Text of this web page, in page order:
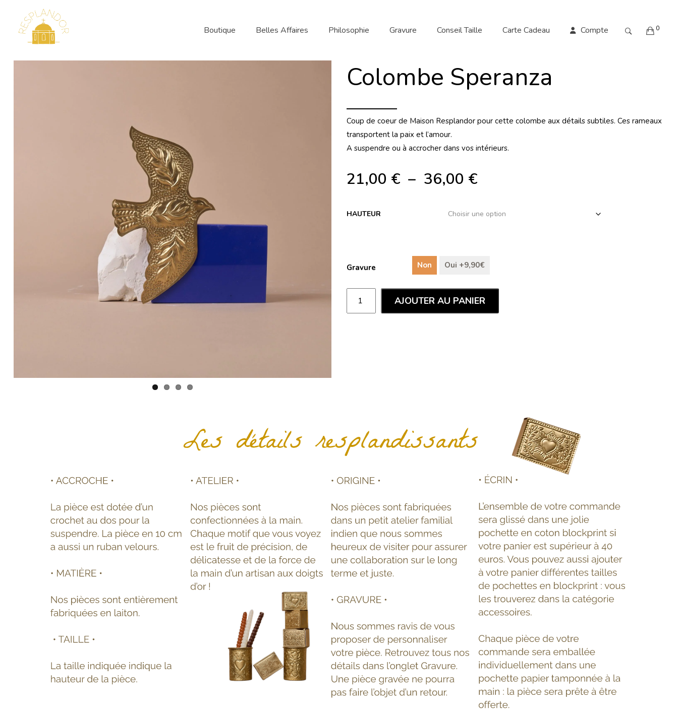
Boutique Belles Affaires Philosophie Gravure Conseil Taille Carte Cadeau Compte 0
Colombe Speranza
Coup de coeur de Maison Resplandor pour cette colombe aux détails subtiles. Ces rameaux
transportent la paix et l’amour.
A suspendre ou à accrocher dans vos intérieurs.
21,00 € – 36,00 €
HAUTEUR
Gravure Non Oui +9,90€
AJOUTER AU PANIER